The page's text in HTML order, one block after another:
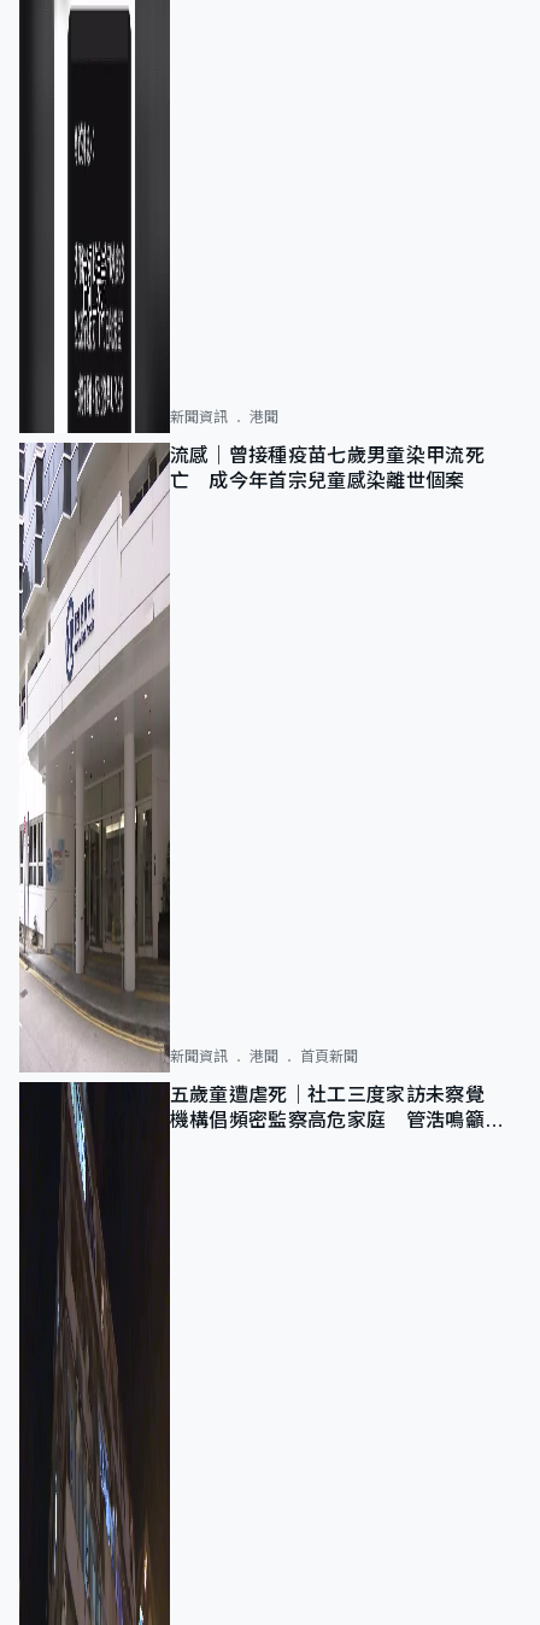
新聞資訊 港聞
流感｜曾接種疫苗七歲男童染甲流死
亡 成今年首宗兒童感染離世個案
新聞資訊 港聞 首頁新聞
五歲童遭虐死｜社工三度家訪未察覺
機構倡頻密監察高危家庭 管浩鳴籲加